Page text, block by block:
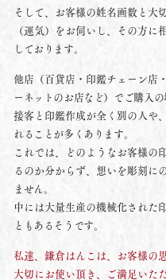
そして、お客様の姓名画数と大
（運気）をお伺いし、その方に
しております。
他店（百貨店・印鑑チェーン店
ーネットのお店など）でご購入の
接客と印鑑作成が全く別の人や
れることが多くあります。
これでは、どのようなお客様の
るのか分からず、想いを彫刻に
ません。
中には大量生産の機械化された
ともあるそうです。
私達、鎌倉はんこは、お客様の
大切にお使い頂き、ご満足いた